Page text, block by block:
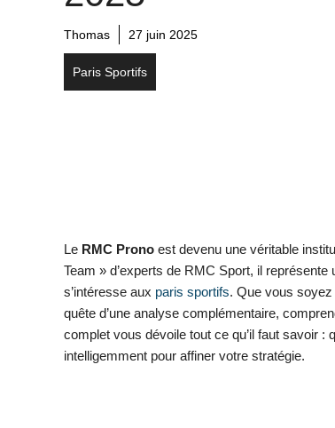
Thomas 27 juin 2025
Paris Sportifs
Le RMC Prono est devenu une véritable
Team » d’experts de RMC Sport, il représente
s’intéresse aux paris sportifs. Que vous
quête d’une analyse complémentaire,
complet vous dévoile tout ce qu’il faut savoir
intelligemment pour affiner votre stratégie.